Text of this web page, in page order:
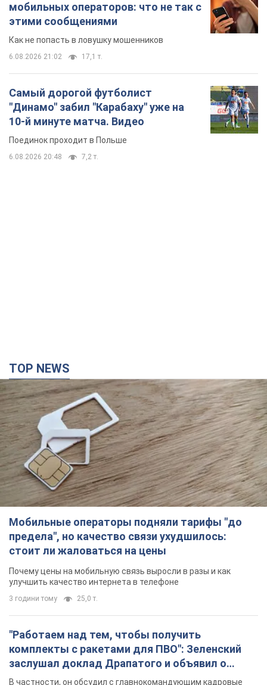
мобильных операторов: что не так с
этими сообщениями
Как не попасть в ловушку мошенников
6.08.2026 21:02 17,1 т.
Самый дорогой футболист
"Динамо" забил "Карабаху" уже на
10-й минуте матча. Видео
Поединок проходит в Польше
6.08.2026 20:48 7,2 т.
TOP NEWS
Мобильные операторы подняли тарифы "до
предела", но качество связи ухудшилось:
стоит ли жаловаться на цены
Почему цены на мобильную связь выросли в разы и как
улучшить качество интернета в телефоне
3 години тому 25,0 т.
"Работаем над тем, чтобы получить
комплекты с ракетами для ПВО": Зеленский
заслушал доклад Драпатого и объявил о
новых мерах
В частности, он обсудил с главнокомандующим кадровые